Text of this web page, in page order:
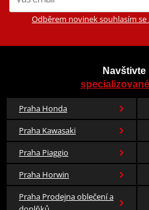
Tvar, který dokonale sedne na
TECHNOLOGIE
Vysoce odolný polymer pro
Kovová část vyrobená technologií
umístěná pro zvýšení ochrany v
Odběrem novinek souhlasím
Navštivte
Praha Honda
Praha Kawasaki
Praha Piaggio
Praha Horwin
Praha Prodejna oblečení a